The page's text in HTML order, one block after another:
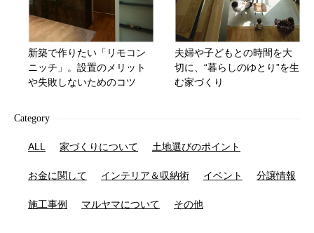
新築で作りたい「リモコン
ニッチ」。設置のメリット
や失敗しないためのコツ
夫婦や子どもとの時間を大
切に、“暮らしのゆとり”を生
む家づくり
Category
ALL 家づくりについて 土地選びのポイント
お金に関して インテリア＆収納術 イベント 分譲情報
施工事例 マルヤマについて その他